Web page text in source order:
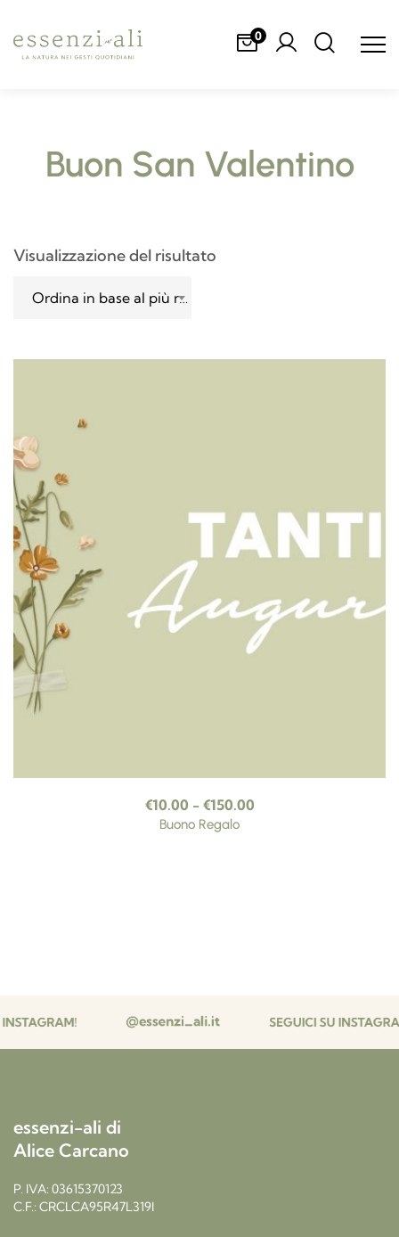
0
Buon San Valentino
Visualizzazione del risultato
Ordina in base al più recente
€10.00 - €150.00
Buono Regalo
essenzi-ali di
Alice Carcano
P. IVA: 03615370123
C.F.: CRCLCA95R47L319I